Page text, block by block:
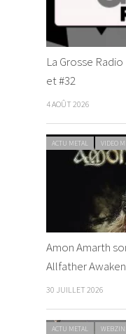
La Grosse
et #32
4 AOÛT 2026
ACTU METAL VIDEO
Amon Amarth
Allfather
30 JUILLET 2026
ACTU METAL